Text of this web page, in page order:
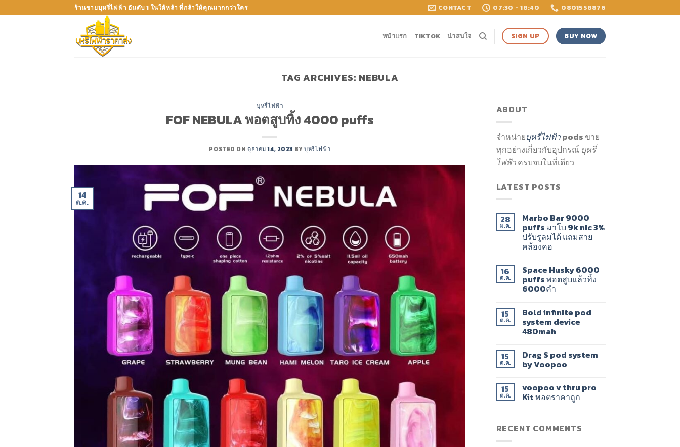
to
ร้านขายบุหรี่ไฟฟ้า อันดับ 1 ในใต้หล้า ที่กล้าให้คุณมากกว่าใคร CONTACT 07:30 - 18:40 0801558876
หน้าแรก TIKTOK น่าสนใจ SIGN UP BUY NOW
TAG ARCHIVES: NEBULA
บุหรี่ไฟฟ้า
FOF NEBULA พอตสูบทิ้ง 4000 puffs
POSTED ONตุลาคม 14, 2023 BYบุหรี่ไฟฟ้า
14
ต.ค.
ABOUT
จำหน่ายบุหรี่ไฟฟ้าpods ขาย
ทุกอย่างเกี่ยวกับอุปกรณ์ บุหรี่
ไฟฟ้าครบจบในที่เดียว
LATEST POSTS
28
ม.ค.
Marbo Bar 9000
puffs มาโบ 9k nic 3%
ปรับรูลมได้ แถมสาย
คล้องคอ
16
ต.ค.
Space Husky 6000
puffs พอตสูบแล้วทิ้ง
6000คำ
15
ต.ค.
Bold infinite pod
system device
480mah
15
ต.ค.
Drag​ S pod system
by Voopoo​
15
ต.ค.
voopoo v thru pro
Kit พอตราคาถูก
RECENT COMMENTS